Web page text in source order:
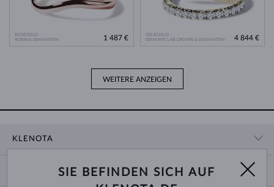
ROSÉGOLD
RUBIN & DIAMANTEN
1 487 €
GELBGOLD
DIAMANT LAB GROWN & DIAMANTEN
4 844 €
WEITERE ANZEIGEN
KLENOTA
SIE BEFINDEN SICH AUF